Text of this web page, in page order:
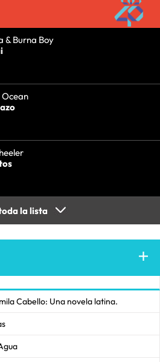
& Burna Boy
la lista
Cabello: Una novela latina.